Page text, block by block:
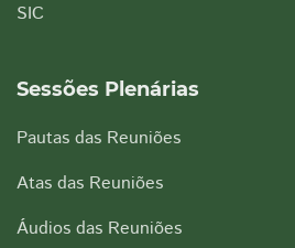
SIC
Sessões Plenárias
Pautas das Reuniões
Atas das Reuniões
Áudios das Reuniões